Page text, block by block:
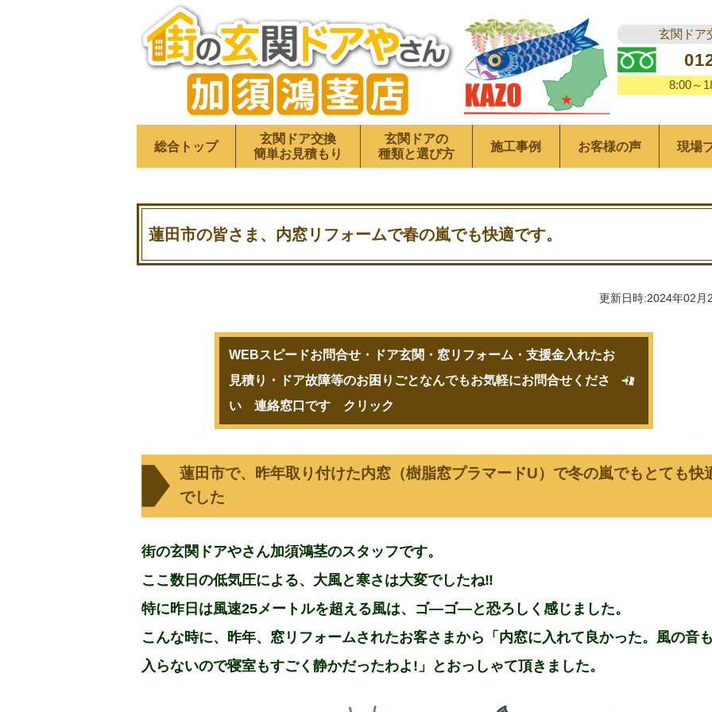
玄関ドア
8:00～
総合トップ
玄関ドア交換
簡単お見積もり
玄関ドアの
種類と選び方
施工事例 お客様の声 現場
蓮田市の皆さま、内窓リフォームで春の嵐でも快適です。
更新日時:2024年02月
WEBスピードお問合せ・ドア玄関・窓リフォーム・支援金入れたお
見積り・ドア故障等のお困りごとなんでもお気軽にお問合せくださ
い 連絡窓口です クリック
蓮田市で、昨年取り付けた内窓（樹脂窓プラマードU）で冬の嵐でもとても快
でした
街の玄関ドアやさん加須鴻茎のスタッフです。
ここ数日の低気圧による、大風と寒さは大変でしたね‼
特に昨日は風速25メートルを超える風は、ゴ―ゴ―と恐ろしく感じました。
こんな時に、昨年、窓リフォームされたお客さまから「内窓に入れて良かった。風の音
入らないので寝室もすごく静かだったわよ!」とおっしゃて頂きました。